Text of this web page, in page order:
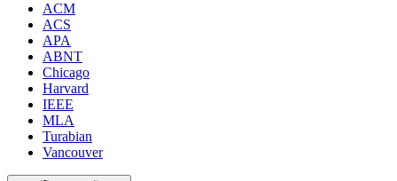
ACM
ACS
APA
ABNT
Chicago
Harvard
IEEE
MLA
Turabian
Vancouver